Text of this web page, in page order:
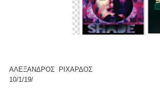
ΑΛΕΞΑΝΔΡΟΣ ΡΙΧΑΡΔΟΣ
10/1/19/